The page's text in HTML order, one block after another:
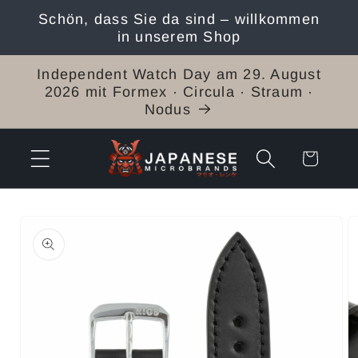
zum
Schön, dass Sie da sind – willkommen
in unserem Shop
Independent Watch Day am 29. August
2026 mit Formex · Circula · Straum ·
Nodus
Warenkorb